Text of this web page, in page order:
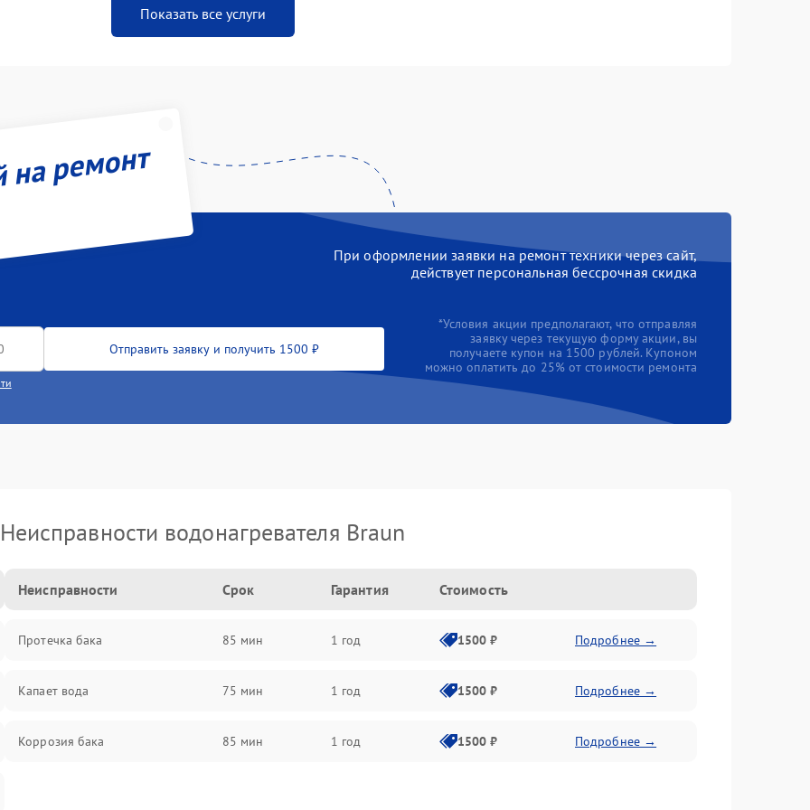
Показать все услуги
ремонт
При оформлении заявки на ремонт техники через сайт,
действует персональная бессрочная скидка
Отправить заявку и получить 1500 ₽
*Условия акции предполагают, что отправляя
заявку через текущую форму акции, вы
получаете купон на 1500 рублей. Купоном
можно оплатить до 25% от стоимости ремонта
Неисправности водонагревателя Braun
Неисправности Срок Гарантия Стоимость
Протечка бака 85 мин 1 год 1500 ₽ Подробнее →
Капает вода 75 мин 1 год 1500 ₽ Подробнее →
Коррозия бака 85 мин 1 год 1500 ₽ Подробнее →